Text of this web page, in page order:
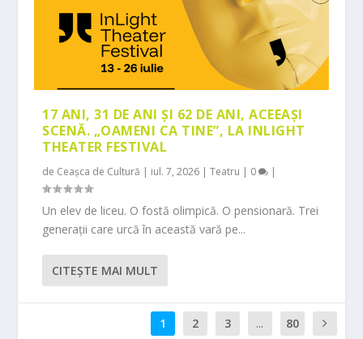
17 ANI, 31 DE ANI ȘI 62 DE ANI, ACEEAȘI
SCENĂ. „OAMENI CA TINE”, LA INLIGHT
THEATER FESTIVAL
de Ceașca de Cultură | iul. 7, 2026 |Teatru | 0 |
Un elev de liceu. O fostă olimpică. O pensionară. Trei
generații care urcă în această vară pe...
CITEŞTE MAI MULT
1 2 3 ... 80